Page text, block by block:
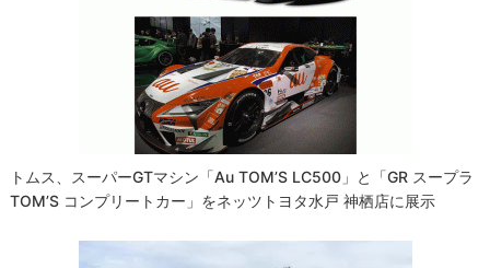
トムス、スーパーGTマシン「au TOM’S LC500」と「GR スープラ
TOM’S コンプリートカー」をネッツトヨタ水戸 神栖店に展示